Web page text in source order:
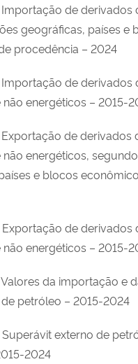
Importação de derivados
geográficas, países e
procedência – 2024
Importação de derivados
energéticos – 2015-
Exportação de derivados
energéticos,
e blocos
Exportação de derivados
energéticos – 2015-
Valores da importação e
petróleo – 2015-2024
Superávit externo de
2024